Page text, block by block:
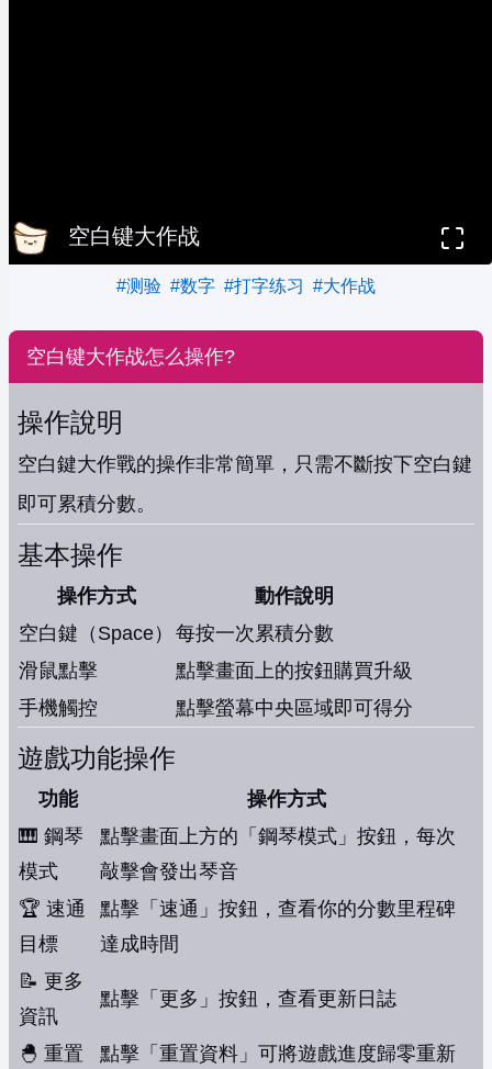
空白键大作战
#测验 #数字 #打字练习 #大作战
空白键大作战怎么操作?
操作說明
空白鍵大作戰的操作非常簡單，只需不斷按下空白鍵
即可累積分數。
基本操作
操作方式
動作說明
空白鍵（Space） 每按一次累積分數
滑鼠點擊
點擊畫面上的按鈕購買升級
手機觸控
點擊螢幕中央區域即可得分
遊戲功能操作
功能
操作方式
🎹 鋼琴
模式
點擊畫面上方的「鋼琴模式」按鈕，每次
敲擊會發出琴音
🏆 速通
目標
點擊「速通」按鈕，查看你的分數里程碑
達成時間
📝 更多
資訊
點擊「更多」按鈕，查看更新日誌
🐣 重置
點擊「重置資料」可將遊戲進度歸零重新